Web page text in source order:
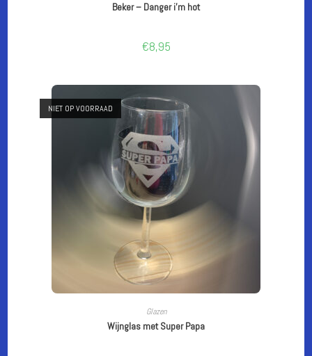
Beker – Danger i’m hot
€8,95
NIET OP VOORRAAD
LEES VERDER
Glazen
Wijnglas met Super Papa